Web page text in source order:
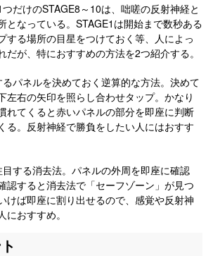
つだけのSTAGE8～10は、咄嗟の反射神経と
となっている。STAGE1は開始まで数秒ある
する場所の目星をつけておく等、人によっ
だが、特におすすめの方法を2つ紹介する。
パネルを決めておく逆算的な方法。決めて
左右の矢印を照らし合わせタップ。かなり
れてくると赤いパネルの部分を即座に判断
る。反射神経で勝負をしたい人にはおすす
する消去法。パネルの外周を即座に確認
認すると消去法で「セーフゾーン」が見つ
けば即座に割り出せるので、感覚や反射神
おすすめ。